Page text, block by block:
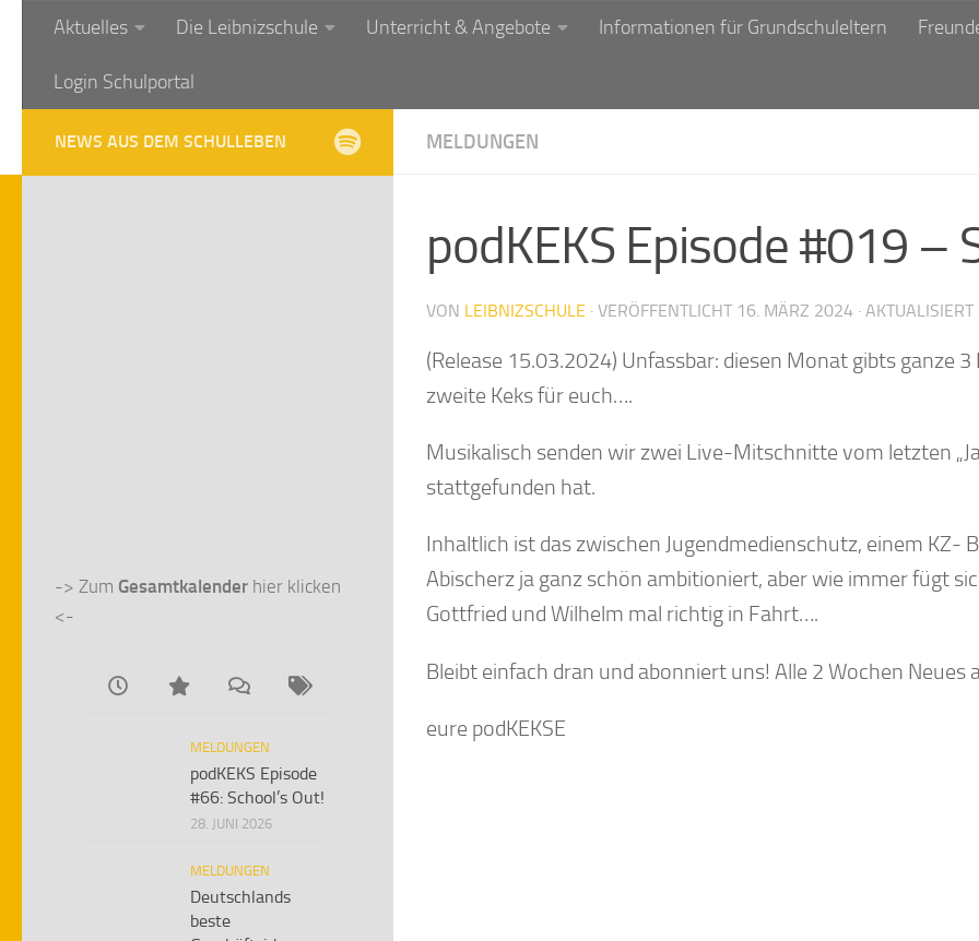
Zum Inhalt springen
Aktuelles Die Leibnizschule Unterricht & Angebote Informationen für Grundschuleltern
Login Schulportal
MELDUNGEN
podKEKS Episode #019 –
VON LEIBNIZSCHULE · VERÖFFENTLICHT 16. MÄRZ 2024 · AKTUALISIERT
(Release 15.03.2024) Unfassbar: diesen Monat gibts ganze
zweite Keks für euch….
Musikalisch senden wir zwei Live-Mitschnitte vom letzten
stattgefunden hat.
Inhaltlich ist das zwischen Jugendmedienschutz, einem KZ-
Abischerz ja ganz schön ambitioniert, aber wie immer fügt
Gottfried und Wilhelm mal richtig in Fahrt….
Bleibt einfach dran und abonniert uns! Alle 2 Wochen Neues
eure podKEKSE
NEWS AUS DEM SCHULLEBEN
-> Zum Gesamtkalender hier klicken
<-
MELDUNGEN
podKEKS Episode
#66: School’s Out!
28. JUNI 2026
MELDUNGEN
Deutschlands
beste